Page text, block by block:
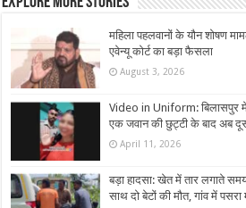
महिला पहलवानों के यौन शोषण
एवेन्यू कोर्ट का बड़ा फैसला
August 3, 2026
Video in Uniform: बिलासपुर में
एक जवान की छुट्टी के बाद अब
April 11, 2026
बड़ा हादसा: खेत में तार लगाते
साथ दो बेटों की मौत, गांव में पसरा